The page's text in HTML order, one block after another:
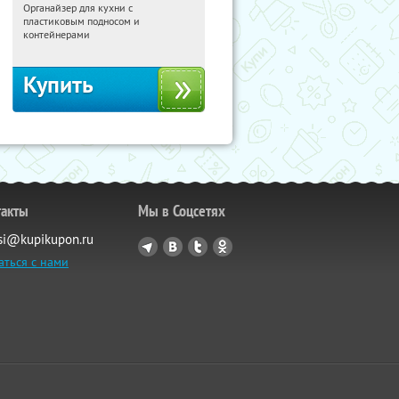
01:21:04 Получили:
Россия
Органайзер для кухни с
пластиковым подносом и
контейнерами
Купить
с нами
Мы в Соцсетях